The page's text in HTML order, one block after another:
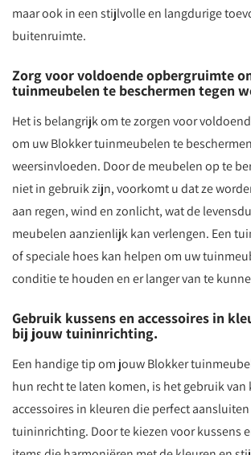
maar ook in een stijlvolle en langdurige
buitenruimte.
Zorg voor voldoende opbergruimte
tuinmeubelen te beschermen tegen
Het is belangrijk om te zorgen voor
om uw Blokker tuinmeubelen te
weersinvloeden. Door de meubelen op te
niet in gebruik zijn, voorkomt u dat ze
aan regen, wind en zonlicht, wat de
meubelen aanzienlijk kan verlengen. Een
of speciale hoes kan helpen om uw
conditie te houden en er langer van te
Gebruik kussens en accessoires in
bij jouw tuininrichting.
Een handige tip om jouw Blokker
hun recht te laten komen, is het gebruik van
accessoires in kleuren die perfect
tuininrichting. Door te kiezen voor kussens